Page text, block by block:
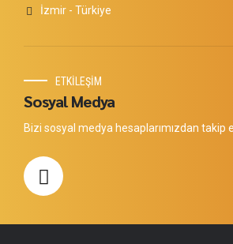
İzmir - Türkiye
ETKİLEŞİM
Sosyal Medya
Bizi sosyal medya hesaplarımızdan takip